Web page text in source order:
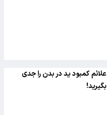
علائم کمبود ید در بدن را جدی
بگیرید!